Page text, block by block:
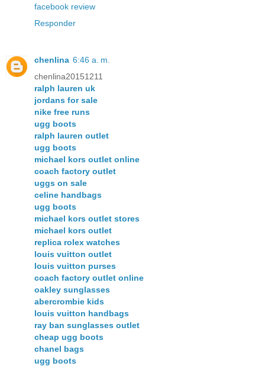
facebook review
Responder
chenlina 6:46 a. m.
chenlina20151211
ralph lauren uk
jordans for sale
nike free runs
ugg boots
ralph lauren outlet
ugg boots
michael kors outlet online
coach factory outlet
uggs on sale
celine handbags
ugg boots
michael kors outlet stores
michael kors outlet
replica rolex watches
louis vuitton outlet
louis vuitton purses
coach factory outlet online
oakley sunglasses
abercrombie kids
louis vuitton handbags
ray ban sunglasses outlet
cheap ugg boots
chanel bags
ugg boots